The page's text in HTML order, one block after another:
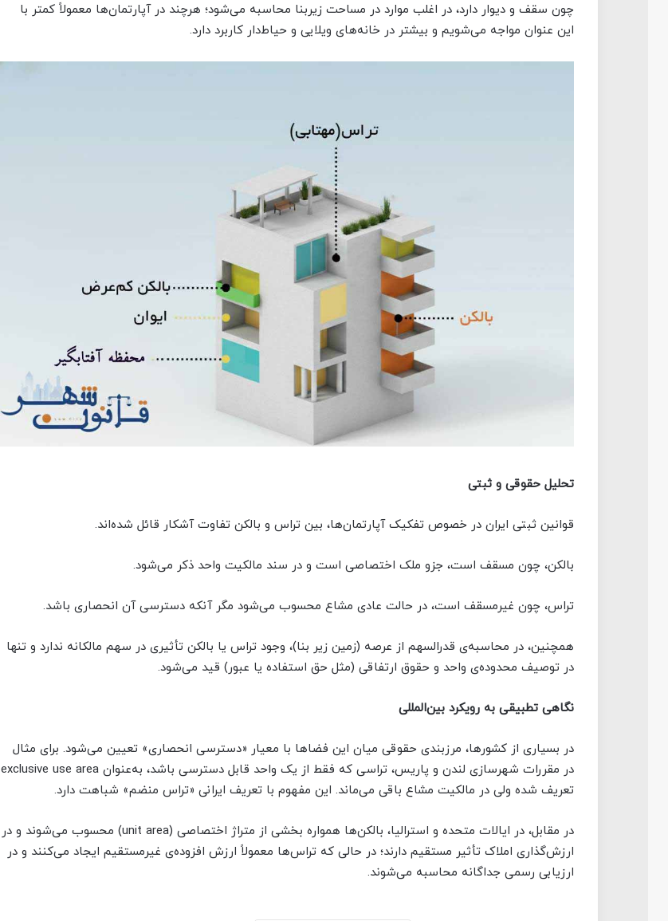
چون سقف و دیوار دارد، در اغلب موارد در مساحت زیربنا محاسبه می‌شود؛ هرچند در آپارتمان‌ها معمولاً کمتر با
این عنوان مواجه می‌شویم و بیشتر در خانه‌های ویلایی و حیاط‌دار کاربرد دارد.
تحلیل حقوقی و ثبتی
قوانین ثبتی ایران در خصوص تفکیک آپارتمان‌ها، بین تراس و بالکن تفاوت آشکار قائل شده‌اند.
بالکن، چون مسقف است، جزو ملک اختصاصی است و در سند مالکیت واحد ذکر می‌شود.
تراس، چون غیرمسقف است، در حالت عادی مشاع محسوب می‌شود مگر آنکه دسترسی آن انحصاری باشد.
همچنین، در محاسبه‌ی قدرالسهم از عرصه (زمین زیر بنا)، وجود تراس یا بالکن تأثیری در سهم مالکانه ندارد و تنها
در توصیف محدوده‌ی واحد و حقوق ارتفاقی (مثل حق استفاده یا عبور) قید می‌شود.
نگاهی تطبیقی به رویکرد بین‌المللی
در بسیاری از کشورها، مرزبندی حقوقی میان این فضاها با معیار «دسترسی انحصاری» تعیین می‌شود. برای مثال
در مقررات شهرسازی لندن و پاریس، تراسی که فقط از یک واحد قابل دسترسی باشد، به‌عنوان exclusive use area
تعریف شده ولی در مالکیت مشاع باقی می‌ماند. این مفهوم با تعریف ایرانی «تراس منضم» شباهت دارد.
در مقابل، در ایالات متحده و استرالیا، بالکن‌ها همواره بخشی از متراژ اختصاصی (unit area) محسوب می‌شوند و در
ارزش‌گذاری املاک تأثیر مستقیم دارند؛ در حالی که تراس‌ها معمولاً ارزش افزوده‌ی غیرمستقیم ایجاد می‌کنند و در
ارزیابی رسمی جداگانه محاسبه می‌شوند.